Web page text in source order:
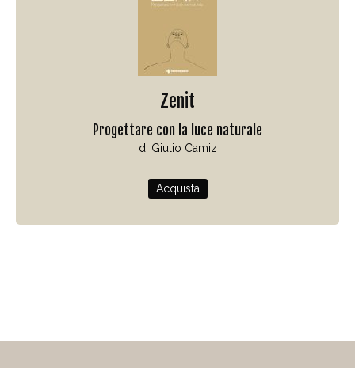
Zenit
Progettare con la luce naturale
di Giulio Camiz
Acquista